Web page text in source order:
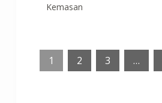
Kemasan
1 2 3 …